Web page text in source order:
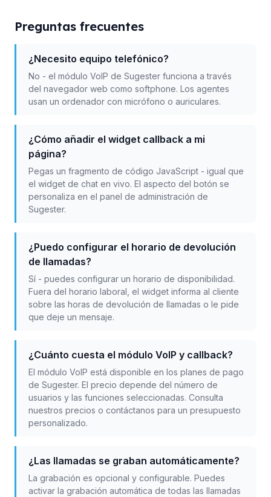
Preguntas frecuentes
¿Necesito equipo telefónico?
No - el módulo VoIP de Sugester funciona a través
del navegador web como softphone. Los agentes
usan un ordenador con micrófono o auriculares.
¿Cómo añadir el widget callback a mi
página?
Pegas un fragmento de código JavaScript - igual que
el widget de chat en vivo. El aspecto del botón se
personaliza en el panel de administración de
Sugester.
¿Puedo configurar el horario de devolución
de llamadas?
Sí - puedes configurar un horario de disponibilidad.
Fuera del horario laboral, el widget informa al cliente
sobre las horas de devolución de llamadas o le pide
que deje un mensaje.
¿Cuánto cuesta el módulo VoIP y callback?
El módulo VoIP está disponible en los planes de pago
de Sugester. El precio depende del número de
usuarios y las funciones seleccionadas. Consulta
nuestros precios o contáctanos para un presupuesto
personalizado.
¿Las llamadas se graban automáticamente?
La grabación es opcional y configurable. Puedes
activar la grabación automática de todas las llamadas